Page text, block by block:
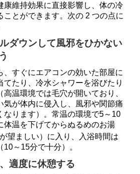
康維持効果に直接影響し、体の冷
ことができます。次の 2 つの点に
ダウンして風邪をひかない
、すぐにエアコンの効いた部屋に
てたり、冷水シャワーを浴びたり
高温環境では毛穴が開いており、
気が体内に侵入し、風邪や関節痛
なります）。常温の環境で5～10
体温を下げてからぬるめのお湯
望ましい）に入り、入浴時間は
～15分で十分）。
適度に休憩する